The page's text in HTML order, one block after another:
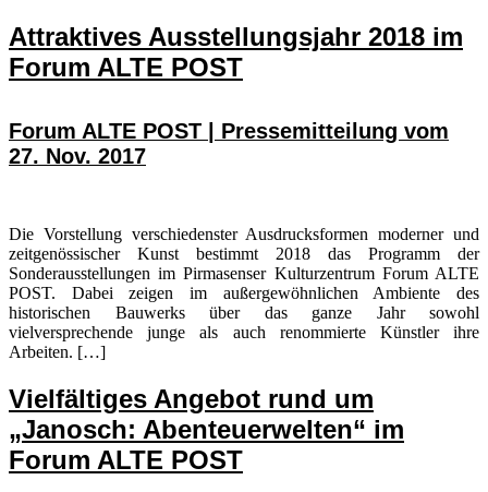
Attraktives Ausstellungsjahr 2018 im
Forum ALTE POST
Forum ALTE POST | Pressemitteilung vom
27. Nov. 2017
Die Vorstellung verschiedenster Ausdrucksformen moderner und
zeitgenössischer Kunst bestimmt 2018 das Programm der
Sonderausstellungen im Pirmasenser Kulturzentrum Forum ALTE
POST. Dabei zeigen im außergewöhnlichen Ambiente des
historischen Bauwerks über das ganze Jahr sowohl
vielversprechende junge als auch renommierte Künstler ihre
Arbeiten. […]
Vielfältiges Angebot rund um
„Janosch: Abenteuerwelten“ im
Forum ALTE POST